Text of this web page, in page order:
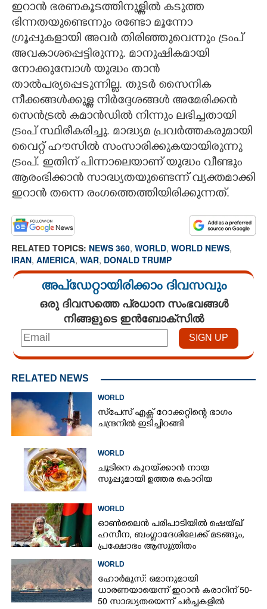
ഇറാന്‍ ഭരണകൂടത്തിനുള്ളില്‍ കടുത്ത
ഭിന്നതയുണ്ടെന്നും രണ്ടോ മൂന്നോ
ഗ്രൂപ്പുകളായി അവര്‍ തിരിഞ്ഞുവെന്നും ട്രംപ്
അവകാശപ്പെട്ടിരുന്നു. മാനുഷികമായി
നോക്കുമ്പോള്‍ യുദ്ധം താന്‍
താല്‍പര്യപ്പെടുന്നില്ല. തുടര്‍ സൈനിക
നീക്കങ്ങള്‍ക്കുള്ള നിര്‍ദ്ദേശങ്ങള്‍ അമേരിക്കന്‍
സെന്‍ട്രല്‍ കമാന്‍ഡില്‍ നിന്നും ലഭിച്ചതായി
ട്രംപ് സ്ഥിരീകരിച്ചു. മാദ്ധ്യമ പ്രവര്‍ത്തകരുമായി
വൈറ്റ് ഹൗസില്‍ സംസാരിക്കുകയായിരുന്നു
ട്രംപ്. ഇതിന് പിന്നാലെയാണ് യുദ്ധം വീണ്ടും
ആരംഭിക്കാന്‍ സാദ്ധ്യതയുണ്ടെന്ന് വ്യക്തമാക്കി
ഇറാൻ തന്നെ രംഗത്തെത്തിയിരിക്കുന്നത്.
RELATED TOPICS: NEWS 360, WORLD, WORLD NEWS,
IRAN, AMERICA, WAR, DONALD TRUMP
അപ്ഡേറ്റായിരിക്കാം ദിവസവും
ഒരു ദിവസത്തെ പ്രധാന സംഭവങ്ങൾ
നിങ്ങളുടെ ഇൻബോക്സിൽ
RELATED NEWS
WORLD
സ്‌പേസ് എക്സ് റോക്കറ്റിന്റെ ഭാഗം
ചന്ദ്രനിൽ ഇടിച്ചിറങ്ങി
WORLD
ചൂടിനെ കുറയ്‌ക്കാൻ നായ
സൂപ്പുമായി ഉത്തര കൊറിയ
WORLD
ഓൺലൈൻ പരിപാടിയിൽ ഷെയ്ഖ്
ഹസീന, ബംഗ്ളാദേശിലേക്ക് മടങ്ങും,
പ്രക്ഷോഭം ആസൂത്രിതം
WORLD
ഹോർമുസ്: ഒമാനുമായി
ധാരണയായെന്ന് ഇറാൻ കരാറിന് 50-
50 സാദ്ധ്യതയെന്ന് ചർച്ചകളിൽ